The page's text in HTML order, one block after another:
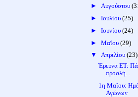
► Αυγούστου
► Ιουλίου (25)
► Ιουνίου (24)
► Μαΐου (29)
▼ Απριλίου (23)
Έρευνα ΕΤ:
προσλή...
1η Μαΐου:
Αγώνων